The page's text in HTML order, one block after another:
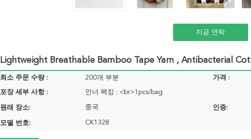
지금 연락
Lightweight Breathable Bamboo Tape Yarn , Antibacterial
최소 주문 수량 : 200개 부분 가격 :
포장 세부 사항 : 인너 팩킹 : <br>1pcs/bag
원래 장소: 중국 인증:
모델 번호: CK1328